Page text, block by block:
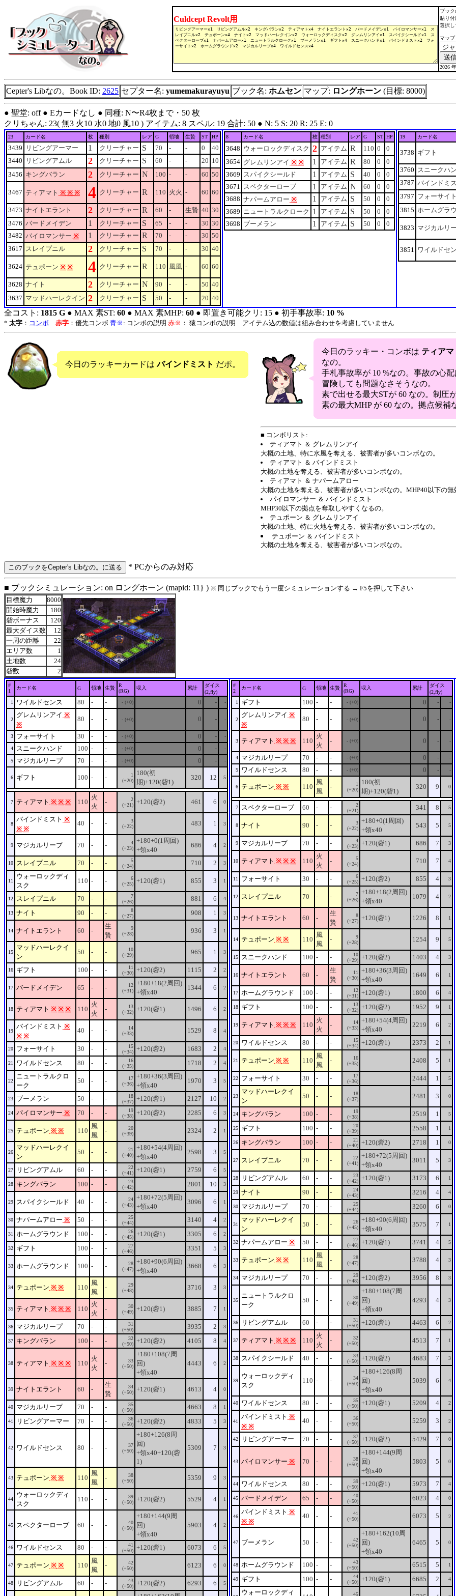
Culdcept Revolt用
ブッ
貼り
選択し
マップ
2026
Cepter's Libなの。Book ID: 2625 セプター名: yumemakurayuyu ブック名: ホムセン マップ: ロングホーン (目標: 8000)
● 聖堂: off ● Eカードなし ● 同種: N〜R4枚まで・50 枚
クリちゃん: 23( 無3 火10 水0 地0 風10 ) アイテム: 8 スペル: 19 合計: 50 ● N: 5 S: 20 R: 25 E: 0
23 カード名 枚 種別 レア G 領地 生贄 ST HP
3439 リビングアーマー 1 クリーチャー S 70 - - 0
40
3440
リビングアムル 2 クリーチャー S 60 - - 20 10
3456 キングバラン 2 クリーチャー N 100 - - 60 50
3467 ティアマト ※ ※ ※ 4 クリーチャー R 110 火火 - 60 60
3473 ナイトエラント 2 クリーチャー R 60 - 生贄 40 30
3476 バードメイデン 1 クリーチャー S 65 - - 30 30
3482 パイロマンサー ※ 1 クリーチャー R 70 - - 30 50
3617 スレイプニル 2 クリーチャー S 70 - - 30 40
3624 テュポーン ※ ※ 4 クリーチャー R 110 風風 - 60 60
3628 ナイト 2 クリーチャー N 90 - - 50 40
3637 マッドハーレクイン 2 クリーチャー S 50 - - 20 40
8 カード名 枚 種別 レア G ST HP
3648 ウォーロックディスク 2 アイテム R 110 0
0
3654 グレムリンアイ ※ ※ 1 アイテム R 80 0
0
3669 スパイクシールド 1 アイテム S 40 0
0
3671 スペクターローブ 1 アイテム N 60 0
0
3688 ナパームアロー ※ 1 アイテム S 50 0
0
3689 ニュートラルクローク 1 アイテム S 50 0
0
3698 ブーメラン 1 アイテム S 50 0 0
19 カード名
3738 ギフト
3760 スニークハ
3787 バインドミ
3797 フォーサイト
3815 ホームグラ
3823 マジカルリ
3851 ワイルドセ
全コスト: 1815 G ● MAX 素ST: 60 ● MAX 素MHP: 60 ● 即置き可能クリ: 15 ● 初手事故率: 10 %
* 太字 ： コンボ 赤字 ：優先コンボ 青※ : コンボの説明 赤※ ： 猿コンボの説明 アイテム込の数値は組み合わせを考慮していません
今日のラッキーカードはバインドミスト だポ。
今日のラッキー・コンボは ティアマ
なの。
手札事故率が 10 %なの。事故の心
冒険しても問題なさそうなの。
素で出せる最大STが 60 なの。制圧
素の最大MHP が 60 なの。拠点候補
■ コンボリスト:
ティアマト ＆ グレムリンアイ
大概の土地、特に水風を奪える、被害者が多いコンボなの。
ティアマト ＆ バインドミスト
大概の土地を奪える、被害者が多いコンボなの。
ティアマト ＆ ナパームアロー
大概の土地を奪える、被害者が多いコンボなの。MHP40以下の無
パイロマンサー ＆ バインドミスト
MHP30以下の拠点を奪取しやすくなるの。
テュポーン ＆ グレムリンアイ
大概の土地、特に火地を奪える、被害者が多いコンボなの。
テュポーン ＆ バインドミスト
大概の土地を奪える、被害者が多いコンボなの。
* PCからのみ対応
■ ブックシミュレーション: on ロングホーン (mapid: 11} ) ※ 同じブックでもう一度シミュレーションする → F5を押して下さい
目標魔力
8000
開始時魔力
180
砦ボーナス
120
最大ダイス数
12
一周の距離
22
エリア数
1
土地数
24
砦数
2
#
1
カード名 G 領地 生贄
R
(RG)
収入 累計
ダイス
(2,fly)
1
ワイルドセンス 80 - - - (+0) 0 - -
2
グレムリンアイ ※
※
80 - - - (+0) 0 - -
3 フォーサイト 30 - - - (+0) 0 - -
4 スニークハンド 100 - - - (+0) 0 - -
5 マジカルリープ 70 - - - (+0) 0 - -
6 ギフト 100 - -
1
(+20)
180(初
期)+120(砦1)
320 12 5
7 ティアマト ※ ※ ※ 110
火
火
-
2
(+21) +120(砦2) 461 6 0
8
バインドミスト ※
※ ※
40 - -
3
(+22)
483 1 3
9 マジカルリープ 70 - -
4
(+23)
+180+0(1周回)
+領x40
686 4 2
10 スレイプニル 70 - -
5
(+24)
710 2 3
11
ウォーロックディ
スク
110 - -
6
(+25) +120(砦1) 855 3 1
12 スレイプニル 70 - -
7
(+26)
881 6 4
13 ナイト 90 - -
8
(+27)
908 1 3
14 ナイトエラント 60 -
生
贄
9
(+28)
936 3 1
15
マッドハーレクイ
ン
50 - -
10
(+29)
965 1 3
16 ギフト 100 - -
11
(+30) +120(砦2) 1115 2 2
17 バードメイデン 65 - -
12
(+31)
+180+18(2周回)
+領x40
1344 6 2
18 ティアマト ※ ※ ※ 110
火
火
-
13
(+32) +120(砦1) 1496 6 2
19
バインドミスト ※
※ ※
40 - -
14
(+33)
1529 8 4
20 フォーサイト 30 - -
15
(+34) +120(砦2) 1683 2 4
21 ワイルドセンス 80 - -
16
(+35)
1718 2 4
22
ニュートラルクロ
ーク
50 - -
17
(+36)
+180+36(3周回)
+領x40
1970 3 5
23 ブーメラン 50 - -
18
(+37) +120(砦1) 2127 10 2
24 パイロマンサー ※ 70 - -
19
(+38) +120(砦2) 2285 6 3
25 テュポーン ※ ※ 110
風
風
-
20
(+39)
2324 2 1
26
マッドハーレクイ
ン
50 - -
21
(+40)
+180+54(4周回)
+領x40
2598 3 5
27 リビングアムル 60 - -
22
(+41) +120(砦1) 2759 6 5
28 キングバラン 100 - -
23
(+42)
2801 10 3
29 スパイクシールド 40 - -
24
(+43)
+180+72(5周回)
+領x40
3096 6 1
30 ナパームアロー ※ 50 - -
25
(+44)
3140 4 2
31 ホームグラウンド 100 - -
26
(+45) +120(砦1) 3305 6 2
32 ギフト 100 - -
27
(+46)
3351 5 3
33 ホームグラウンド 100 - -
28
(+47)
+180+90(6周回)
+領x40
3668 6 3
34 テュポーン ※ ※ 110
風
風
-
29
(+48)
3716 3 3
35 ティアマト ※ ※ ※ 110
火
火
-
30
(+49) +120(砦1) 3885 7 1
36 マジカルリープ 70 - -
31
(+50)
3935 2 3
37 キングバラン 100 - -
32
(+50) +120(砦2) 4105 8 4
38 ティアマト ※ ※ ※ 110
火
火
-
33
(+50)
+180+108(7周
回)
+領x40
4443 6 2
39 ナイトエラント 60 -
生
贄
34
(+50) +120(砦1) 4613 4 0
40 マジカルリープ 70 - -
35
(+50)
4663 8 1
41 リビングアーマー 70 - -
36
(+50) +120(砦2) 4833 5 3
42 ワイルドセンス 80 - -
37
(+50)
+180+126(8周
回)
+領x40+120(砦
1)
5309 7 3
43 テュポーン ※ ※ 110
風
風
-
38
(+50)
5359 9 3
44
ウォーロックディ
スク
110 - -
39
(+50) +120(砦2) 5529 4 1
45 スペクターローブ 60 - -
40
(+50)
+180+144(9周
回)
+領x40
5903 4 2
46 ワイルドセンス 80 - -
41
(+50) +120(砦1) 6073 6 5
47 テュポーン ※ ※ 110
風
風
-
42
(+50)
6123 6 0
48 リビングアムル 60 - -
43
(+50) +120(砦2) 6293 6 5
#
2
カード名 G 領地 生贄
R
(RG)
収入 累計
ダイス
(2,fly)
1
ギフト 100 - - - (+0) 0 - -
2
グレムリンアイ ※
※
80 - - - (+0) 0 - -
3 ティアマト ※ ※ ※ 110
火
火
- - (+0) 0 - -
4 マジカルリープ 70 - - - (+0) 0 - -
5 ワイルドセンス 80 - - - (+0) 0 - -
6 テュポーン ※ ※ 110
風
風
-
1
(+20)
180(初
期)+120(砦1)
320 9 0
7 スペクターローブ 60 - -
2
(+21)
341 8 5
8 ナイト 90 - -
3
(+22)
+180+0(1周回)
+領x40
543 5 5
9 マジカルリープ 70 - -
4
(+23) +120(砦1) 686 7 3
10 ティアマト ※ ※ ※ 110
火
火
-
5
(+24)
710 7 4
11 フォーサイト 30 - -
6
(+25) +120(砦2) 855 4 3
12 スレイプニル 70 - -
7
(+26)
+180+18(2周回)
+領x40
1079 4 2
13 ナイトエラント 60 -
生
贄
8
(+27) +120(砦1) 1226 8 1
14 テュポーン ※ ※ 110
風
風
-
9
(+28)
1254 9 5
15 スニークハンド 100 - -
10
(+29) +120(砦2) 1403 4 3
16 ナイトエラント 60 -
生
贄
11
(+30)
+180+36(3周回)
+領x40
1649 6 1
17 ホームグラウンド 100 - -
12
(+31) +120(砦1) 1800 6 4
18 ギフト 100 - -
13
(+32) +120(砦2) 1952 9 1
19 ティアマト ※ ※ ※ 110
火
火
-
14
(+33)
+180+54(4周回)
+領x40
2219 6 2
20 ワイルドセンス 80 - -
15
(+34) +120(砦1) 2373 2 1
21 テュポーン ※ ※ 110
風
風
-
16
(+35)
2408 5 1
22 フォーサイト 30 - -
17
(+36)
2444 1 5
23
マッドハーレクイ
ン
50 - -
18
(+37)
2481 3 0
24 キングバラン 100 - -
19
(+38)
2519 1 5
25 ギフト 100 - -
20
(+39)
2558 1 1
26 キングバラン 100 - -
21
(+40) +120(砦2) 2718 1 0
27 スレイプニル 70 - -
22
(+41)
+180+72(5周回)
+領x40
3011 5 3
28 リビングアムル 60 - -
23
(+42) +120(砦1) 3173 6 1
29 ナイト 90 - -
24
(+43)
3216 4 4
30 マジカルリープ 70 - -
25
(+44)
3260 6 0
31
マッドハーレクイ
ン
50 - -
26
(+45)
+180+90(6周回)
+領x40
3575 7 1
32 ナパームアロー ※ 50 - -
27
(+46) +120(砦1) 3741 4 5
33 テュポーン ※ ※ 110
風
風
-
28
(+47)
3788 4 3
34 マジカルリープ 70 - -
29
(+48) +120(砦2) 3956 8 3
35
ニュートラルクロ
ーク
50 - -
30
(+49)
+180+108(7周
回)
+領x40
4293 4 3
36 リビングアムル 60 - -
31
(+50) +120(砦1) 4463 6 2
37 ティアマト ※ ※ ※ 110
火
火
-
32
(+50)
4513 7 1
38 スパイクシールド 40 - -
33
(+50) +120(砦2) 4683 7 3
39
ウォーロックディ
スク
110 - -
34
(+50)
+180+126(8周
回)
+領x40
5039 6 4
40 ワイルドセンス 80 - -
35
(+50) +120(砦1) 5209 4 2
41
バインドミスト ※
※ ※
40 - -
36
(+50)
5259 3 2
42 リビングアーマー 70 - -
37
(+50) +120(砦2) 5429 7 0
43 パイロマンサー ※ 70 - -
38
(+50)
+180+144(9周
回)
+領x40
5803 5 0
44 ワイルドセンス 80 - -
39
(+50) +120(砦1) 5973 7 4
45 バードメイデン 65 - -
40
(+50)
6023 4 0
46
バインドミスト ※
※ ※
40 - -
41
(+50)
6073 5 2
47 ブーメラン 50 - -
42
(+50)
+180+162(10周
回)
+領x40
6465 5 0
48 ホームグラウンド 100 - -
43
(+50)
6515 5 1
49 ギフト 100 - -
44
(+50) +120(砦1) 6685 2 4
ウォーロックディ 45